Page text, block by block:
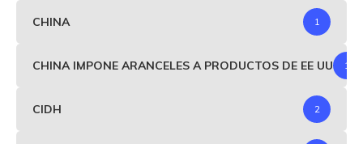
CHINA 1
CHINA IMPONE ARANCELES A PRODUCTOS DE EE UU 1
CIDH 2